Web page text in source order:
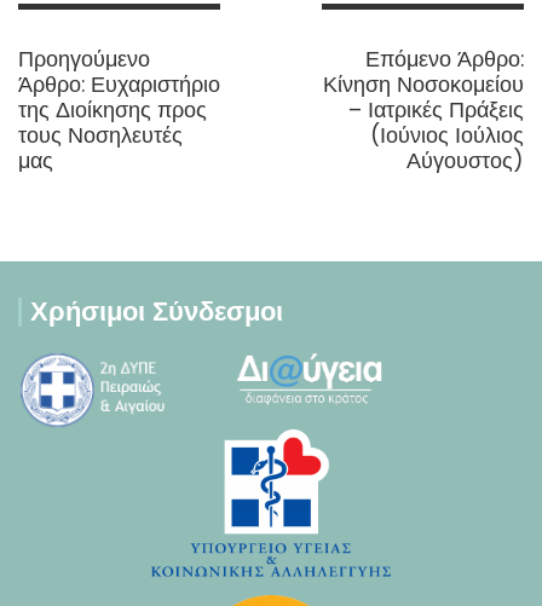
Πλοήγηση
άρθρων
Προηγούμενο
Άρθρο: Previous
post:
Ευχαριστήριο
της Διοίκησης προς
τους Νοσηλευτές
μας
Επόμενο Άρθρο:
Κίνηση Νοσοκομείου
– Ιατρικές Πράξεις
(Ιούνιος Ιούλιος
Αύγουστος)
Χρήσιμοι Σύνδεσμοι